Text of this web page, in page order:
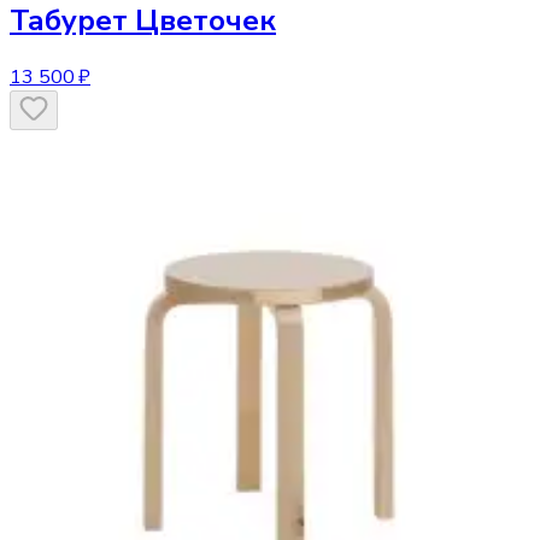
Табурет Цветочек
13 500 ₽